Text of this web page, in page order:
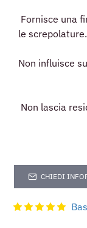
Fornisce una
le screpolature.
Non influisce
Non lascia
colori di pelli
Esalta la
CHIEDI